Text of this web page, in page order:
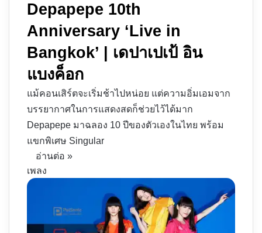
Depapepe 10th
Anniversary ‘Live in
Bangkok’ | เดปาเปเป้ อิน
แบงค็อก
แม้คอนเสิร์ตจะเริ่มช้าไปหน่อย แต่ความอิ่มเอมจาก
บรรยากาศในการแสดงสดก็ช่วยไว้ได้มาก
Depapepe มาฉลอง 10 ปีของตัวเองในไทย พร้อม
แขกพิเศษ Singular
อ่านต่อ »
เพลง